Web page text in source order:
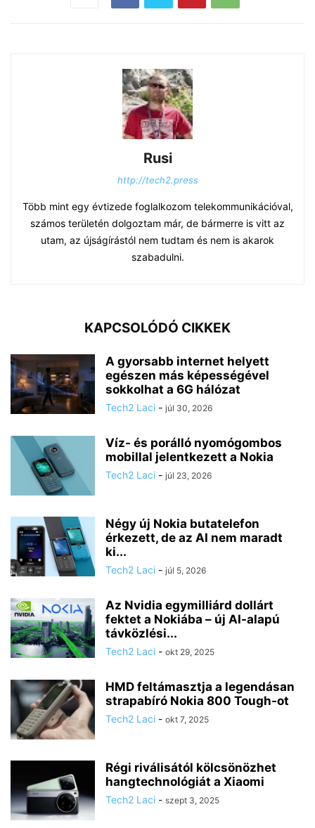
Rusi
http://tech2.press
Több mint egy évtizede foglalkozom telekommunikációval,
számos területén dolgoztam már, de bármerre is vitt az
utam, az újságírástól nem tudtam és nem is akarok
szabadulni.
KAPCSOLÓDÓ CIKKEK
A gyorsabb internet helyett
egészen más képességével
sokkolhat a 6G hálózat
Tech2 Laci - júl 30, 2026
Víz- és porálló nyomógombos
mobillal jelentkezett a Nokia
Tech2 Laci - júl 23, 2026
Négy új Nokia butatelefon
érkezett, de az AI nem maradt
ki...
Tech2 Laci - júl 5, 2026
Az Nvidia egymilliárd dollárt
fektet a Nokiába – új AI-alapú
távközlési...
Tech2 Laci - okt 29, 2025
HMD feltámasztja a legendásan
strapabíró Nokia 800 Tough-ot
Tech2 Laci - okt 7, 2025
Régi riválisától kölcsönözhet
hangtechnológiát a Xiaomi
Tech2 Laci - szept 3, 2025